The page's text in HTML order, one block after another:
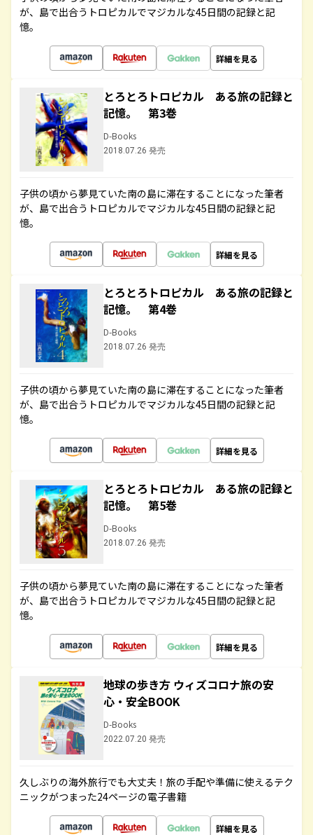
が、島で出合うトロピカルでマジカルな45日間の記録と記
憶。
詳細を見る
とろとろトロピカル ある旅の記録と
記憶。 第3巻
D-Books
2018.07.26 発売
子供の頃から夢見ていた南の島に滞在することになった筆者
が、島で出合うトロピカルでマジカルな45日間の記録と記
憶。
詳細を見る
とろとろトロピカル ある旅の記録と
記憶。 第4巻
D-Books
2018.07.26 発売
子供の頃から夢見ていた南の島に滞在することになった筆者
が、島で出合うトロピカルでマジカルな45日間の記録と記
憶。
詳細を見る
とろとろトロピカル ある旅の記録と
記憶。 第5巻
D-Books
2018.07.26 発売
子供の頃から夢見ていた南の島に滞在することになった筆者
が、島で出合うトロピカルでマジカルな45日間の記録と記
憶。
詳細を見る
地球の歩き方 ウィズコロナ旅の安
心・安全BOOK
D-Books
2022.07.20 発売
久しぶりの海外旅行でも大丈夫！旅の手配や準備に使えるテク
ニックがつまった24ページの電子書籍
詳細を見る